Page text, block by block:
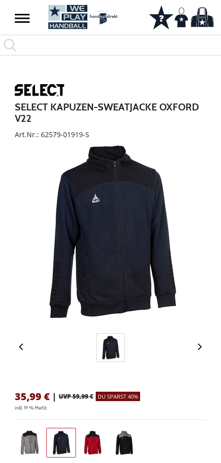
SELECT KAPUZEN-SWEATJACKE OXFORD
V22
Art.Nr.: 62579-01919-S
35,99 € | UVP 59,99 € DU SPARST 40%
inkl. 19 % MwSt.